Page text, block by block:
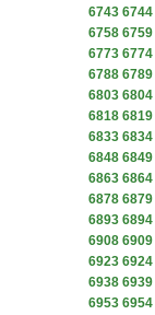
6743 6744
6758 6759
6773 6774
6788 6789
6803 6804
6818 6819
6833 6834
6848 6849
6863 6864
6878 6879
6893 6894
6908 6909
6923 6924
6938 6939
6953 6954